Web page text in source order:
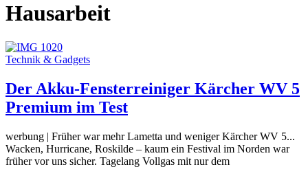
Hausarbeit
Technik & Gadgets
Der Akku-Fensterreiniger Kärcher WV 5
Premium im Test
werbung | Früher war mehr Lametta und weniger Kärcher WV 5...
Wacken, Hurricane, Roskilde – kaum ein Festival im Norden war
früher vor uns sicher. Tagelang Vollgas mit nur dem